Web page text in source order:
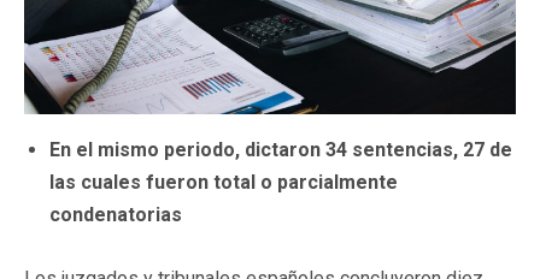
En el mismo periodo, dictaron 34 sentencias, 27 de
las cuales fueron total o parcialmente
condenatorias